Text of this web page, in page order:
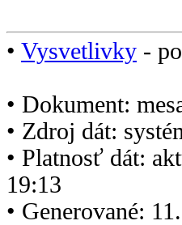
• Vysvetlivky -
• Dokument:
• Zdroj dát:
• Platnosť dát:
19:13
• Generované: